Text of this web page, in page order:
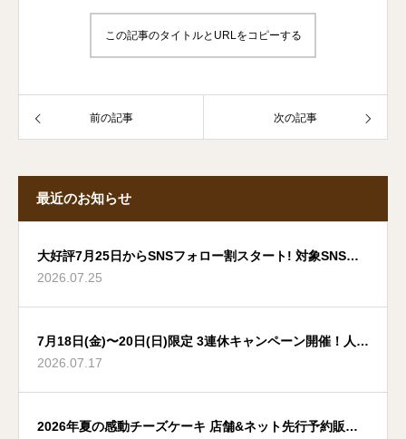
この記事のタイトルとURLをコピーする
前の記事 次の記事
最近のお知らせ
大好評7月25日からSNSフォロー割スタート! 対象SNS拡
大へ 夏はアムカフェでいこう
2026.07.25
7月18日(金)〜20日(日)限定 3連休キャンペーン開催！人気
のアムスイーツがお得に
2026.07.17
2026年夏の感動チーズケーキ 店舗&ネット先行予約販売